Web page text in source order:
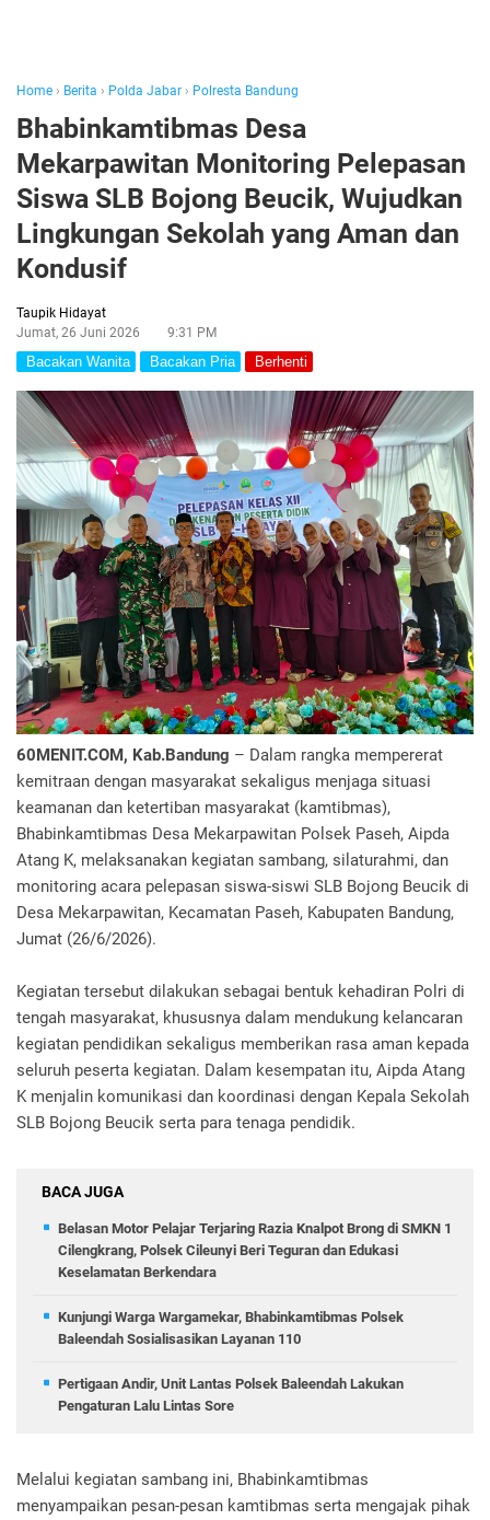
Home › Berita › Polda Jabar › Polresta Bandung
Bhabinkamtibmas Desa
Mekarpawitan Monitoring Pelepasan
Siswa SLB Bojong Beucik, Wujudkan
Lingkungan Sekolah yang Aman dan
Kondusif
Taupik Hidayat
Jumat, 26 Juni 2026
9:31 PM
Bacakan Wanita Bacakan Pria Berhenti
60MENIT.COM, Kab.Bandung – Dalam rangka mempererat
kemitraan dengan masyarakat sekaligus menjaga situasi
keamanan dan ketertiban masyarakat (kamtibmas),
Bhabinkamtibmas Desa Mekarpawitan Polsek Paseh, Aipda
Atang K, melaksanakan kegiatan sambang, silaturahmi, dan
monitoring acara pelepasan siswa-siswi SLB Bojong Beucik di
Desa Mekarpawitan, Kecamatan Paseh, Kabupaten Bandung,
Jumat (26/6/2026).
Kegiatan tersebut dilakukan sebagai bentuk kehadiran Polri di
tengah masyarakat, khususnya dalam mendukung kelancaran
kegiatan pendidikan sekaligus memberikan rasa aman kepada
seluruh peserta kegiatan. Dalam kesempatan itu, Aipda Atang
K menjalin komunikasi dan koordinasi dengan Kepala Sekolah
SLB Bojong Beucik serta para tenaga pendidik.
BACA JUGA
Belasan Motor Pelajar Terjaring Razia Knalpot Brong di SMKN 1
Cilengkrang, Polsek Cileunyi Beri Teguran dan Edukasi
Keselamatan Berkendara
Kunjungi Warga Wargamekar, Bhabinkamtibmas Polsek
Baleendah Sosialisasikan Layanan 110
Pertigaan Andir, Unit Lantas Polsek Baleendah Lakukan
Pengaturan Lalu Lintas Sore
Melalui kegiatan sambang ini, Bhabinkamtibmas
menyampaikan pesan-pesan kamtibmas serta mengajak pihak